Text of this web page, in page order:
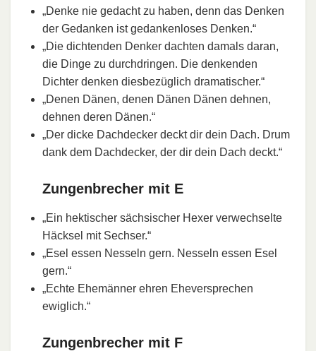
„Denke nie gedacht zu haben, denn das Denken
der Gedanken ist gedankenloses Denken.“
„Die dichtenden Denker dachten damals daran,
die Dinge zu durchdringen. Die denkenden
Dichter denken diesbezüglich dramatischer.“
„Denen Dänen, denen Dänen Dänen dehnen,
dehnen deren Dänen.“
„Der dicke Dachdecker deckt dir dein Dach. Drum
dank dem Dachdecker, der dir dein Dach deckt.“
Zungenbrecher mit E
„Ein hektischer sächsischer Hexer verwechselte
Häcksel mit Sechser.“
„Esel essen Nesseln gern. Nesseln essen Esel
gern.“
„Echte Ehemänner ehren Eheversprechen
ewiglich.“
Zungenbrecher mit F